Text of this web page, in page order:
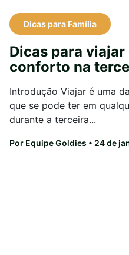
Dicas para Família
Dicas para
conforto na
Introdução Viajar é uma
que se pode ter em
durante a terceira...
Por Equipe Goldies • 24 de